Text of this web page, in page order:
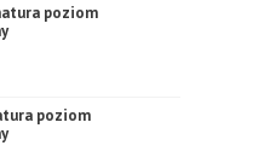
poziom
poziom